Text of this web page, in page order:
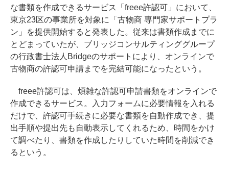
な書類を作成できるサービス「freee許認可」において、
東京23区の事業所を対象に「古物商 専門家サポートプラ
ン」を提供開始すると発表した。従来は書類作成までに
とどまっていたが、ブリッジコンサルティンググループ
の行政書士法人Bridgeのサポートにより、オンラインで
古物商の許認可申請までを完結可能になったという。
freee許認可は、煩雑な許認可申請書類をオンラインで
作成できるサービス。入力フォームに必要情報を入れる
だけで、許認可手続きに必要な書類を自動作成でき、提
出手順や提出先も自動表示してくれるため、時間をかけ
て調べたり、書類を作成したりしていた時間を削減でき
るという。